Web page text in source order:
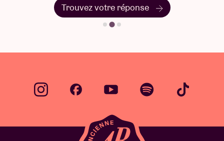
Trouvez votre réponse